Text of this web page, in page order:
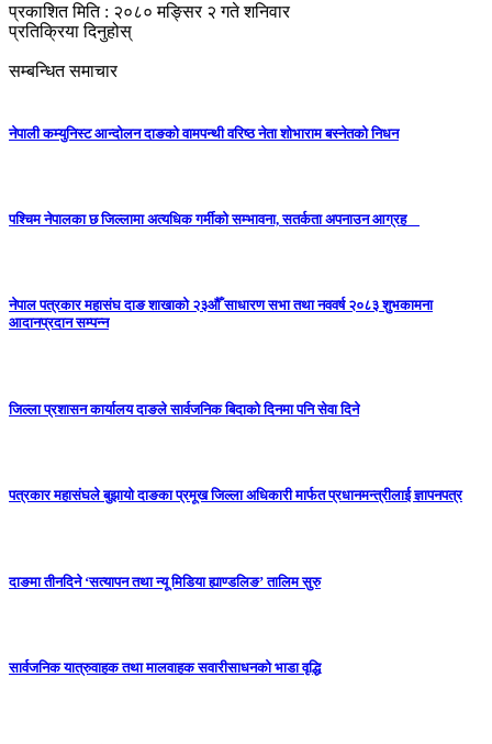
प्रकाशित मिति : २०८० मङ्सिर २ गते शनिवार
प्रतिक्रिया दिनुहोस्
सम्बन्धित समाचार
नेपाली कम्युनिस्ट आन्दोलन दाङको वामपन्थी वरिष्ठ नेता शोभाराम बस्नेतको निधन
पश्चिम नेपालका छ जिल्लामा अत्यधिक गर्मीको सम्भावना, सतर्कता अपनाउन आग्रह
नेपाल पत्रकार महासंघ दाङ शाखाको २३औँ साधारण सभा तथा नववर्ष २०८३ शुभकामना
आदानप्रदान सम्पन्न
जिल्ला प्रशासन कार्यालय दाङले सार्वजनिक बिदाको दिनमा पनि सेवा दिने
पत्रकार महासंघले बुझायो दाङका प्रमूख जिल्ला अधिकारी मार्फत प्रधानमन्त्रीलाई ज्ञापनपत्र
दाङमा तीनदिने ‘सत्यापन तथा न्यू मिडिया ह्याण्डलिङ’ तालिम सुरु
सार्वजनिक यात्रुवाहक तथा मालवाहक सवारीसाधनको भाडा वृद्धि